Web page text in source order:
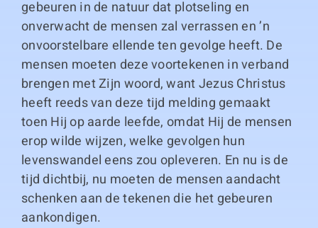
gebeuren in de natuur dat plotseling en
onverwacht de mensen zal verrassen en ’n
onvoorstelbare ellende ten gevolge heeft. De
mensen moeten deze voortekenen in verband
brengen met Zijn woord, want Jezus Christus
heeft reeds van deze tijd melding gemaakt
toen Hij op aarde leefde, omdat Hij de mensen
erop wilde wijzen, welke gevolgen hun
levenswandel eens zou opleveren. En nu is de
tijd dichtbij, nu moeten de mensen aandacht
schenken aan de tekenen die het gebeuren
aankondigen.